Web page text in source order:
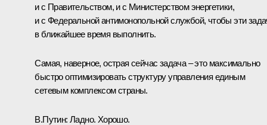
и с Правительством, и с Министерством энергетики,
и с Федеральной антимонопольной службой, чтобы эти
в ближайшее время выполнить.
Самая, наверное, острая сейчас задача – это максимально
быстро оптимизировать структуру управления единым
сетевым комплексом страны.
В.Путин: Ладно. Хорошо.